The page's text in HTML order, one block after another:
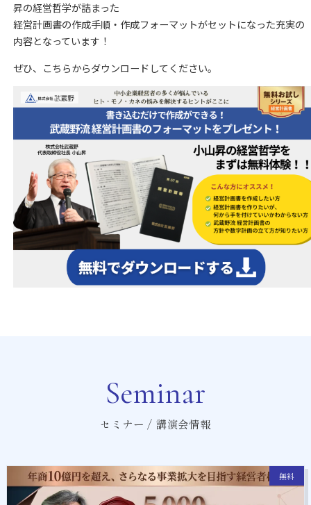
昇の経営哲学が詰まった
経営計画書の作成手順・作成フォーマットがセットになった充実の
内容となっています！
ぜひ、こちらからダウンロードしてください。
Seminar
セミナー / 講演会情報
無料